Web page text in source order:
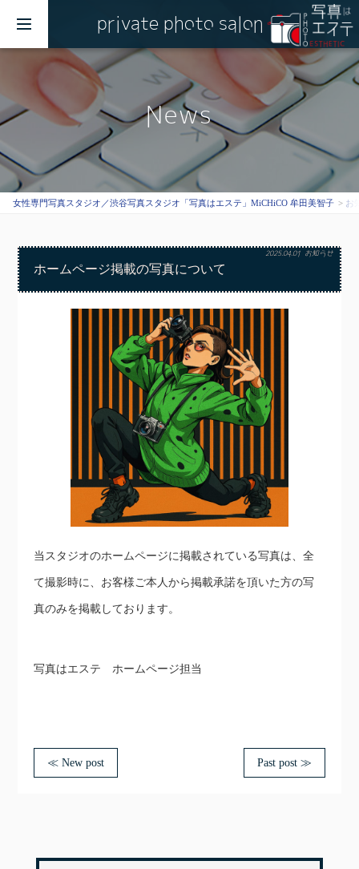
private photo salon
News
女性専門写真スタジオ／渋谷写真スタジオ「写真はエステ」MiCHiCO 牟田美智子 お
2025.04.01 お知らせ
ホームページ掲載の写真について
当スタジオのホームページに掲載されている写真は、全
て撮影時に、お客様ご本人から掲載承諾を頂いた方の写
真のみを掲載しております。
写真はエステ ホームページ担当
≪ New post Past post ≫